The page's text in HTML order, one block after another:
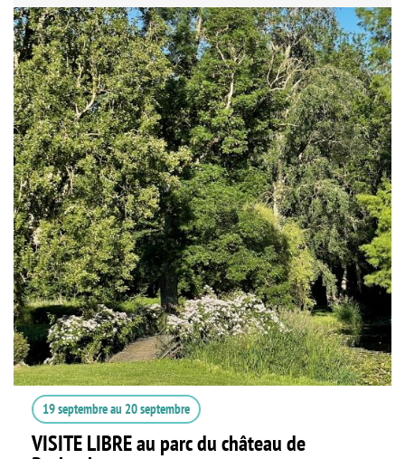
19 septembreau 20 septembre
VISITE LIBRE au parc du château de